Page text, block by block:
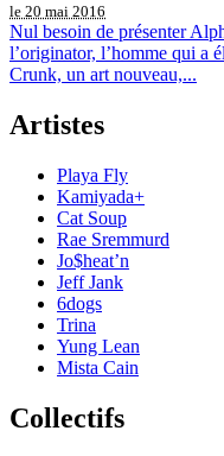
le 20 mai 2016
Nul besoin de présenter
l’originator, l’homme qui a
Crunk, un art nouveau,...
Artistes
Playa Fly
Kamiyada+
Cat Soup
Rae Sremmurd
Jo$heat’n
Jeff Jank
6dogs
Trina
Yung Lean
Mista Cain
Collectifs